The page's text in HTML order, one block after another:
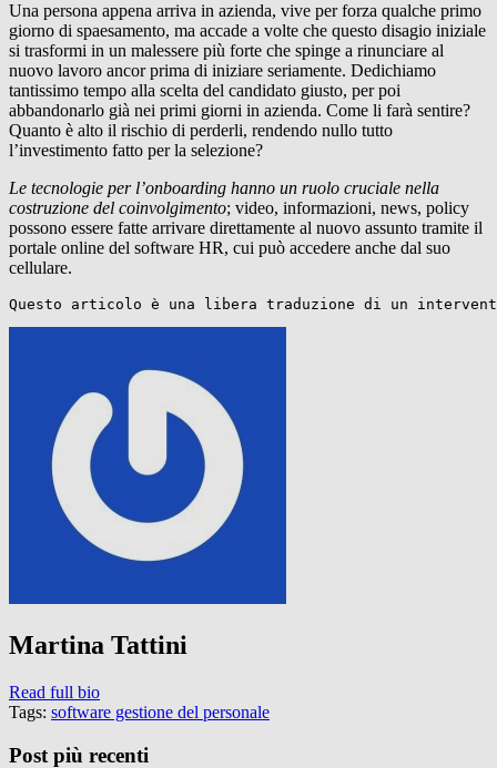
Una persona appena arriva in azienda, vive per forza qualche primo
giorno di spaesamento, ma accade a volte che questo disagio iniziale
si trasformi in un malessere più forte che spinge a rinunciare al
nuovo lavoro ancor prima di iniziare seriamente. Dedichiamo
tantissimo tempo alla scelta del candidato giusto, per poi
abbandonarlo già nei primi giorni in azienda. Come li farà sentire?
Quanto è alto il rischio di perderli, rendendo nullo tutto
l’investimento fatto per la selezione?
Le tecnologie per l’onboarding hanno un ruolo cruciale nella
costruzione del coinvolgimento; video, informazioni, news, policy
possono essere fatte arrivare direttamente al nuovo assunto tramite il
portale online del software HR, cui può accedere anche dal suo
cellulare.
Questo articolo è una libera traduzione di un
Martina Tattini
Read full bio
Tags: software gestione del personale
Post più recenti